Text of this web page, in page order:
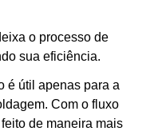
o processo de
sua eficiência.
é útil apenas para a
Com o fluxo
de maneira mais